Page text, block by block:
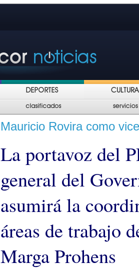
Mauricio Rovira como
La portavoz del
general del
asumirá la
áreas de trabajo
Marga Prohens